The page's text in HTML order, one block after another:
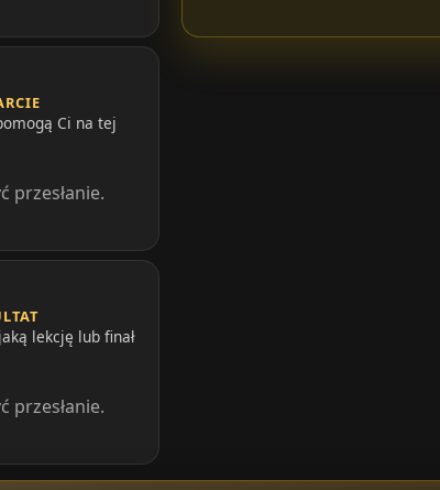
Ci na tej
przesłanie.
lekcję lub finał
przesłanie.